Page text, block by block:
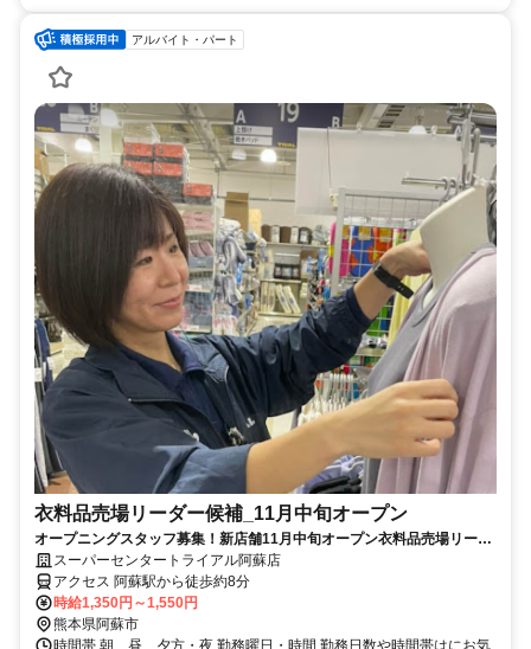
アルバイト・パート
衣料品売場リーダー候補_11月中旬オープン
オープニングスタッフ募集！新店舗11月中旬オープン衣料品売場リーダ
ー候補募集※業務経験要
スーパーセンタートライアル阿蘇店
アクセス 阿蘇駅から徒歩約8分
時給1,350円～1,550円
熊本県阿蘇市
時間帯 朝、昼、夕方・夜 勤務曜日・時間 勤務日数や時間帯はにお気